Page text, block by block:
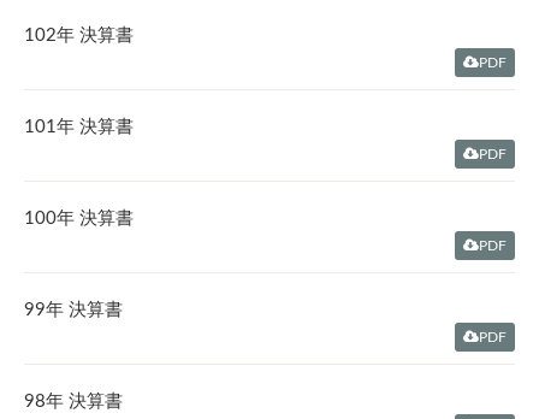
102年 決算書
PDF
101年 決算書
PDF
100年 決算書
PDF
99年 決算書
PDF
98年 決算書